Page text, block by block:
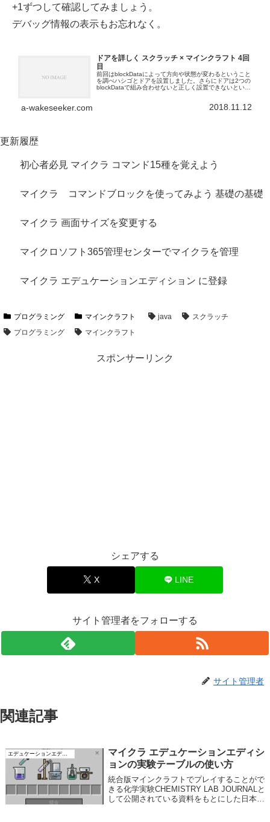
+1ずつして確認してみましょう。
デバッグ情報の表示もお忘れなく。
ドアを詳しく スクラッチ × マインクラフト 4回
目
前回はblockDataによって方向や状態が変わるということ
を調べハシゴとドアを設置しました。さらにドアは2つの
blockDataで組み合わせないと正しく設置できないという
a-wakeseeker.com 2018.11.12
更新履歴
初心者必見 マイクラ コマンド15種を覚えよう
マイクラ コマンドブロックを使ってみよう 基礎の基礎
マイクラ 画面サイズを変更する
マイクロソフト365管理センターでマイクラを管理
マイクラ エデュケーションエディション に登録
プログラミング マインクラフト java
スクラッチ
プログラミング
マインクラフト
スポンサーリンク
シェアする
X LINE
サイト管理者をフォローする
サイト管理者
関連記事
エデュケーションエディション
マイクラ エデュケーションエディシ
ョンの実験テーブルの使い方
統合版マインクラフトでプレイすることがで
きる化学実験CHEMISTRY LAB JOURNALと
して公開されている資料をもとにした日本語